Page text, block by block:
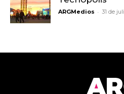
ARGMedios - 31 de